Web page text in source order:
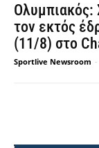
Ολυμπιακός:
τον εκτός
(11/8) στο
Sportlive Newsroom -